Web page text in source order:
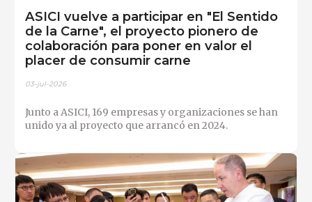
ASICI vuelve a participar en "El Sentido
de la Carne", el proyecto pionero de
colaboración para poner en valor el
placer de consumir carne
03-jul-2026
Junto a ASICI, 169 empresas y organizaciones se han
unido ya al proyecto que arrancó en 2024.